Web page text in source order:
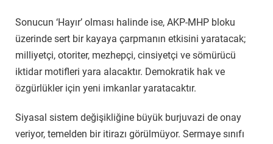
Sonucun ‘Hayır’ olması halinde ise, AKP-MHP bloku
üzerinde sert bir kayaya çarpmanın etkisini yaratacak;
milliyetçi, otoriter, mezhepçi, cinsiyetçi ve sömürücü
iktidar motifleri yara alacaktır. Demokratik hak ve
özgürlükler için yeni imkanlar yaratacaktır.
Siyasal sistem değişikliğine büyük burjuvazi de onay
veriyor, temelden bir itirazı görülmüyor. Sermaye sınıfı